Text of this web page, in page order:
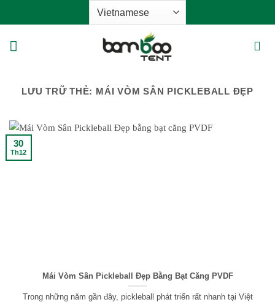
dung
LƯU TRỮ THẺ: MÁI VÒM SÂN PICKLEBALL ĐẸP
Mái Vòm Sân Pickleball Đẹp Bằng Bạt Căng PVDF
Trong những năm gần đây, pickleball phát triển rất nhanh tại Việt
30
Th12